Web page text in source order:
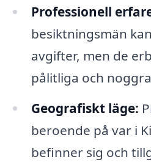
Professionell
besiktningsmän
avgifter, men de
pålitliga och
Geografiskt läge:
beroende på var i
befinner sig och